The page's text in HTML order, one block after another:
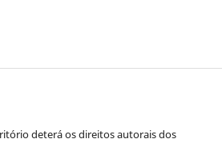
deterá os direitos autorais dos